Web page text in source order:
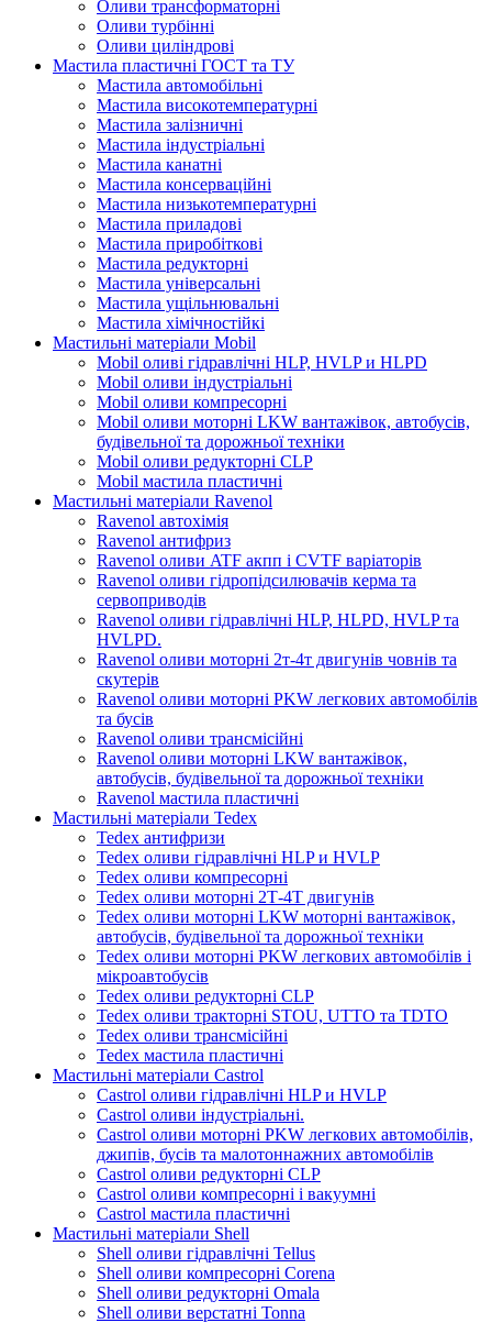
Оливи трансформаторні
Оливи турбінні
Оливи циліндрові
Мастила пластичні ГОСТ та ТУ
Мастила автомобільні
Мастила високотемпературні
Мастила залізничні
Мастила індустріальні
Мастила канатні
Мастила консерваційні
Мастила низькотемпературні
Мастила приладові
Мастила приробіткові
Мастила редукторні
Мастила універсальні
Мастила ущільнювальні
Мастила хімічностійкі
Мастильні матеріали Mobil
Mobil оливі гідравлічні HLP, HVLP и HLPD
Mobil оливи індустріальні
Mobil оливи компресорні
Mobil оливи моторні LKW вантажівок, автобусів,
будівельної та дорожньої техніки
Mobil оливи редукторні CLP
Mobil мастила пластичні
Мастильні матеріали Ravenol
Ravenol автохімія
Ravenol антифриз
Ravenol оливи ATF акпп і CVTF варіаторів
Ravenol оливи гідропідсилювачів керма та
сервоприводів
Ravenol оливи гідравлічні HLP, HLPD, HVLP та
HVLPD.
Ravenol оливи моторні 2т-4т двигунів човнів та
скутерів
Ravenol оливи моторні PKW легкових автомобілів
та бусів
Ravenol оливи трансмісійні
Ravenol оливи моторні LKW вантажівок,
автобусів, будівельної та дорожньої техніки
Ravenol мастила пластичні
Мастильні матеріали Tedex
Tedex антифризи
Tedex оливи гідравлічні HLP и HVLP
Tedex оливи компресорні
Tedex оливи моторні 2Т-4Т двигунів
Tedex оливи моторні LKW моторні вантажівок,
автобусів, будівельної та дорожньої техніки
Tedex оливи моторні PKW легкових автомобілів і
мікроавтобусів
Tedex оливи редукторні CLP
Tedex оливи тракторні STOU, UTTO та TDTO
Tedex оливи трансмісійні
Tedex мастила пластичні
Мастильні матеріали Castrol
Castrol оливи гідравлічні HLP и HVLP
Castrol оливи індустріальні.
Castrol оливи моторні PKW легкових автомобілів,
джипів, бусів та малотоннажних автомобілів
Castrol оливи редукторні CLP
Castrol оливи компресорні і вакуумні
Castrol мастила пластичні
Мастильні матеріали Shell
Shell оливи гідравлічні Tellus
Shell оливи компресорні Corena
Shell оливи редукторні Omala
Shell оливи верстатні Tonna